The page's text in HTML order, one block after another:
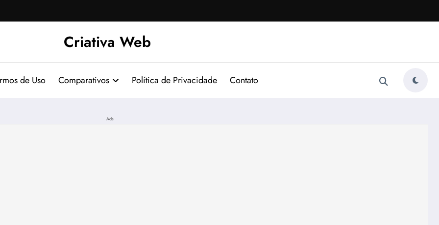
Criativa Web
de Uso Comparativos Política de Privacidade Contato
Ads